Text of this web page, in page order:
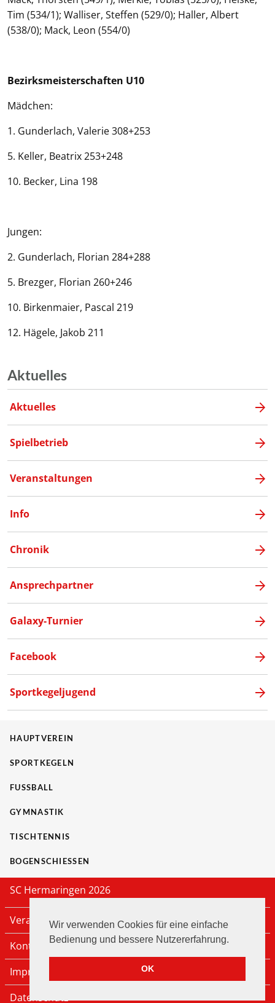
Wir verwenden Cookies für eine einfache
Bedienung und bessere Nutzererfahrung.
OK
Tim (534/1); Walliser, Steffen (529/0); Haller, Albert
(538/0); Mack, Leon (554/0)
Bezirksmeisterschaften U10
Mädchen:
1. Gunderlach, Valerie 308+253
5. Keller, Beatrix 253+248
10. Becker, Lina 198
Jungen:
2. Gunderlach, Florian 284+288
5. Brezger, Florian 260+246
10. Birkenmaier, Pascal 219
12. Hägele, Jakob 211
Aktuelles
Aktuelles
Spielbetrieb
Veranstaltungen
Info
Chronik
Ansprechpartner
Galaxy-Turnier
Facebook
Sportkegeljugend
HAUPTVEREIN
SPORTKEGELN
FUSSBALL
GYMNASTIK
TISCHTENNIS
BOGENSCHIESSEN
SC Hermaringen 2026
Veranstaltungen
Kontakt
Impressum
Datenschutz